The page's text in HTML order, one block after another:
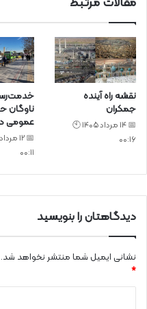
نقشه راه آینده
جمکران
📅 14 مرداد 1405 🕙
00:16
ناوگان
عمومی
00:11
دیدگاهتان را بنویسید
نشانی ایمیل شما منتشر نخواهد شد.
*